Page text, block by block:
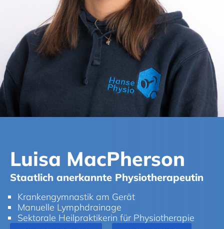
Luisa MacPherson
Staatlich anerkannte Physiotherapeutin
Krankengymnastik am Gerät
Manuelle Lymphdrainage
Sektorale Heilpraktikerin für Physiotherapie